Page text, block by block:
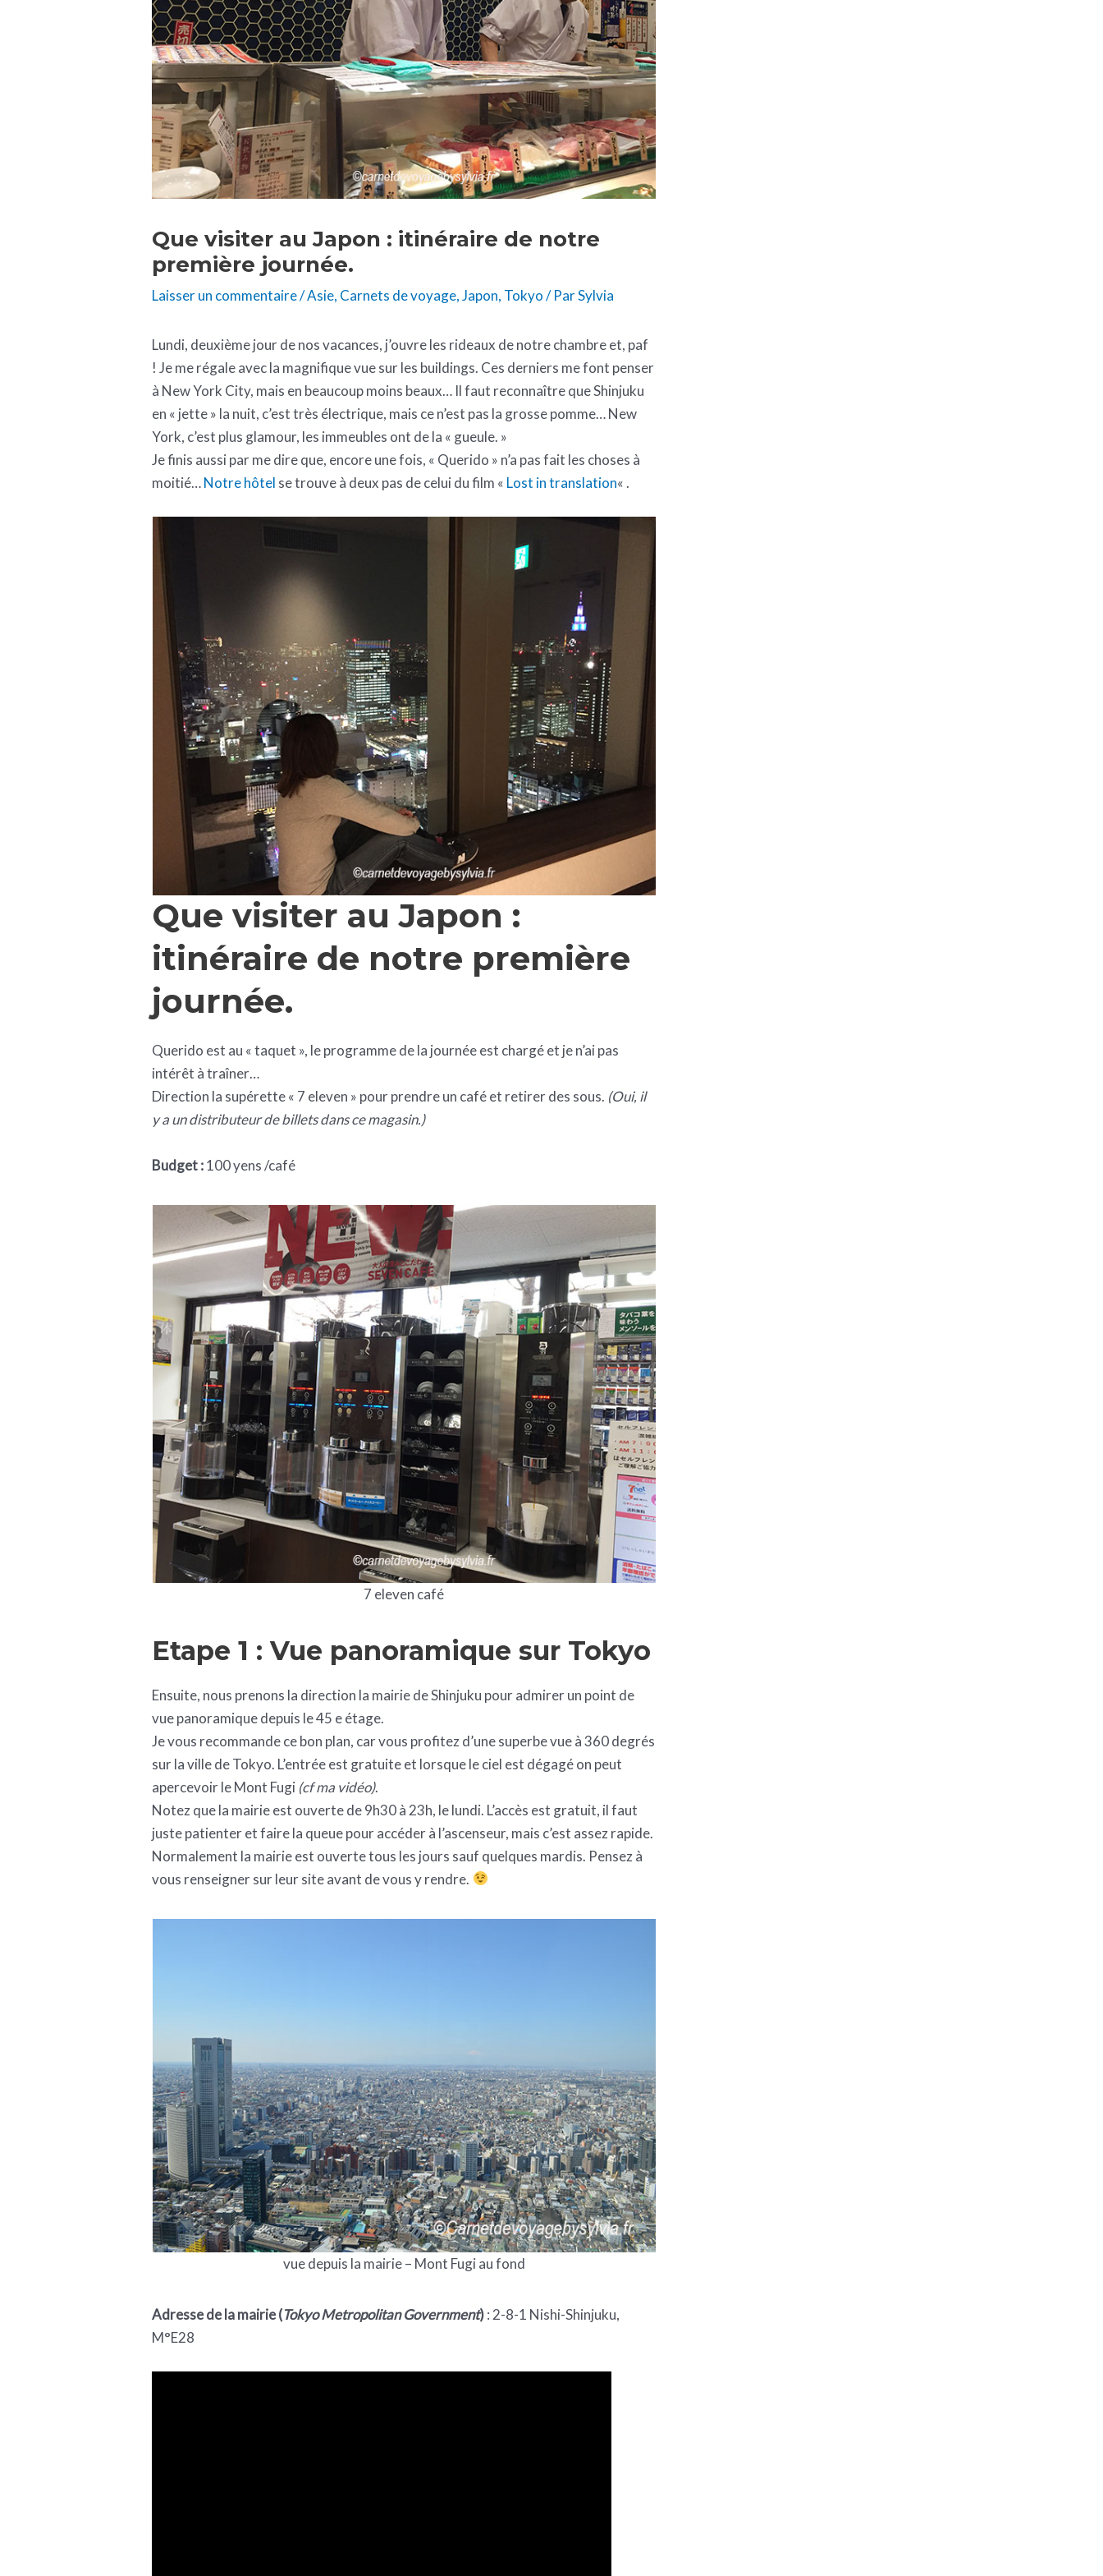
Que visiter au Japon : itinéraire de notre
première journée.
Laisser un commentaire/Asie, Carnets de voyage,Japon, Tokyo/ ParSylvia
Lundi, deuxième jour de nos vacances, j’ouvre les rideaux de notre chambre et, paf
! Je me régale avec la magnifique vue sur les buildings. Ces derniers me font penser
à New York City, mais en beaucoup moins beaux… Il faut reconnaître que Shinjuku
en « jette » la nuit, c’est très électrique, mais ce n’est pas la grosse pomme… New
York, c’est plus glamour, les immeubles ont de la « gueule. »
Je finis aussi par me dire que, encore une fois, « Querido » n’a pas fait les choses à
moitié…Notre hôtel se trouve à deux pas de celui du film « Lost in translation« .
Que visiter au Japon :
itinéraire de notre première
journée.
Querido est au « taquet », le programme de la journée est chargé et je n’ai pas
intérêt à traîner…
Direction la supérette « 7 eleven » pour prendre un café et retirer des sous. (Oui, il
y a un distributeur de billets dans ce magasin.)
Budget :100 yens /café
7 eleven café
Etape 1 : Vue panoramique sur Tokyo
Ensuite, nous prenons la direction la mairie de Shinjuku pour admirer un point de
vue panoramique depuis le 45 e étage.
Je vous recommande ce bon plan, car vous profitez d’une superbe vue à 360 degrés
sur la ville de Tokyo. L’entrée est gratuite et lorsque le ciel est dégagé on peut
apercevoir le Mont Fugi (cf ma vidéo).
Notez que la mairie est ouverte de 9h30 à 23h, le lundi. L’accès est gratuit, il faut
juste patienter et faire la queue pour accéder à l’ascenseur, mais c’est assez rapide.
Normalement la mairie est ouverte tous les jours sauf quelques mardis. Pensez à
vous renseigner sur leur site avant de vous y rendre.
vue depuis la mairie – Mont Fugi au fond
Adresse de la mairie (Tokyo Metropolitan Government): 2-8-1 Nishi-Shinjuku,
M°E28